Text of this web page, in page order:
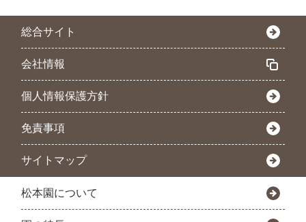
総合サイト
会社情報
個人情報保護方針
免責事項
サイトマップ
松本園について